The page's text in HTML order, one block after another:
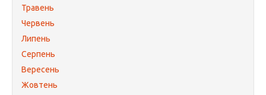
Травень
Червень
Липень
Серпень
Вересень
Жовтень